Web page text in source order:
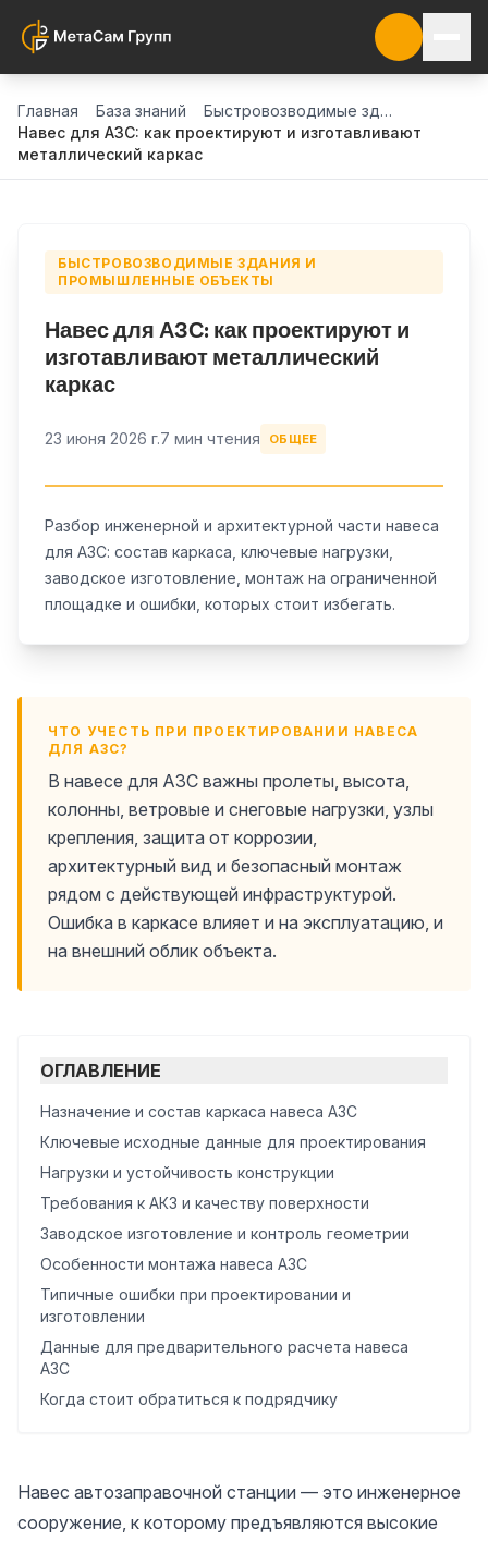
Главная База знаний
Быстровозводимые здания и промышленные объекты
Навес для АЗС: как проектируют и изготавливают
металлический каркас
БЫСТРОВОЗВОДИМЫЕ ЗДАНИЯ И
ПРОМЫШЛЕННЫЕ ОБЪЕКТЫ
Навес для АЗС: как проектируют и
изготавливают металлический
каркас
23 июня 2026 г.7 мин чтения ОБЩЕЕ
Разбор инженерной и архитектурной части навеса
для АЗС: состав каркаса, ключевые нагрузки,
заводское изготовление, монтаж на ограниченной
площадке и ошибки, которых стоит избегать.
ЧТО УЧЕСТЬ ПРИ ПРОЕКТИРОВАНИИ НАВЕСА
ДЛЯ АЗС?
В навесе для АЗС важны пролеты, высота,
колонны, ветровые и снеговые нагрузки, узлы
крепления, защита от коррозии,
архитектурный вид и безопасный монтаж
рядом с действующей инфраструктурой.
Ошибка в каркасе влияет и на эксплуатацию, и
на внешний облик объекта.
ОГЛАВЛЕНИЕ
Назначение и состав каркаса навеса АЗС
Ключевые исходные данные для проектирования
Нагрузки и устойчивость конструкции
Требования к АКЗ и качеству поверхности
Заводское изготовление и контроль геометрии
Особенности монтажа навеса АЗС
Типичные ошибки при проектировании и
изготовлении
Данные для предварительного расчета навеса
АЗС
Когда стоит обратиться к подрядчику
Навес автозаправочной станции — это инженерное
сооружение, к которому предъявляются высокие